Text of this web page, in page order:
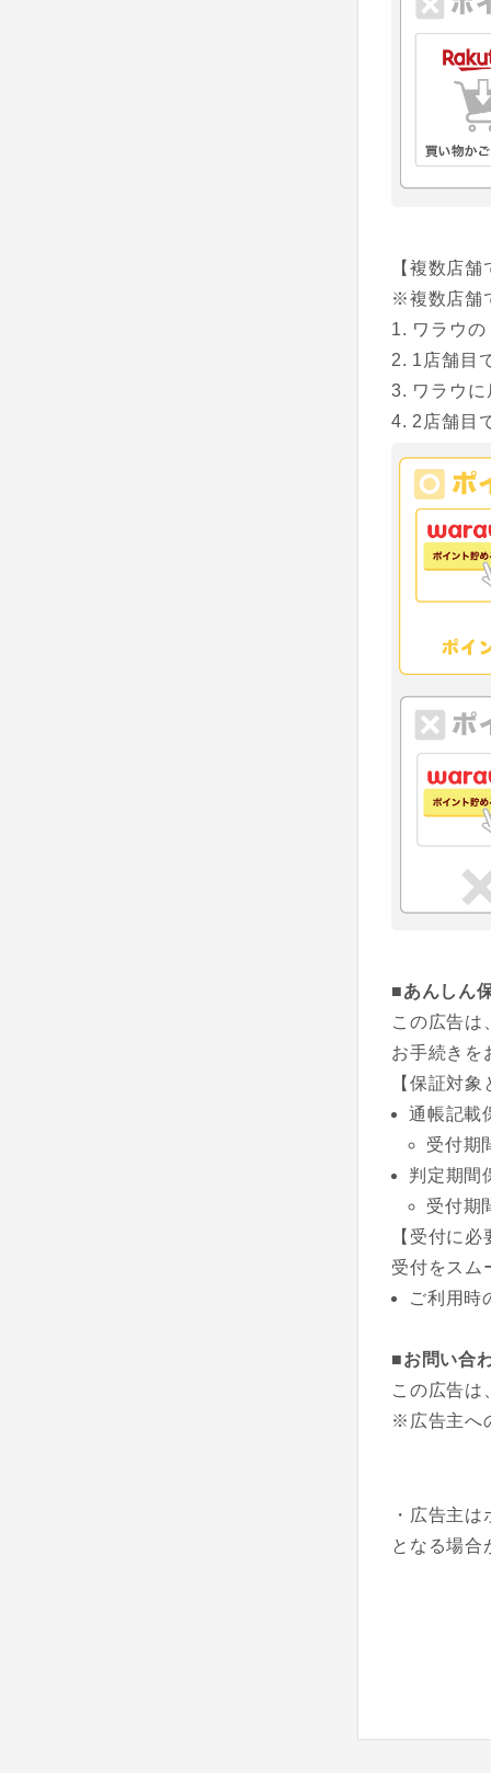
【複数店
※複数店舗
ワラウ
1店舗目
ワラウ
2店舗目
■あんしん
この広告は
お手続きを
【保証対
通帳記載
受付期
判定期間
受付期
【受付に
受付をスム
ご利用時
■お問い合
この広告は
※広告主へ
・広告主
となる場合